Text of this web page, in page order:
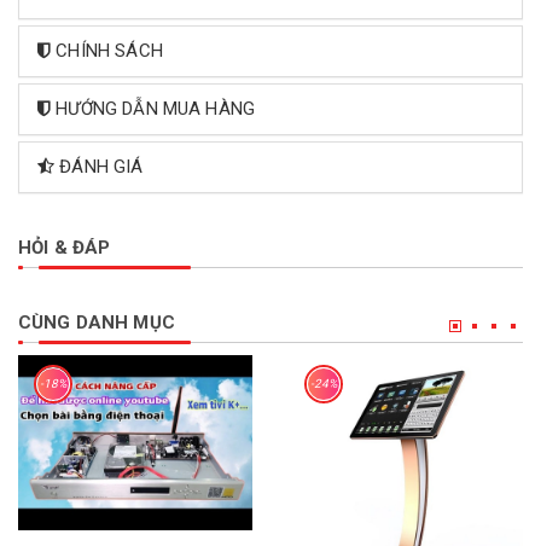
CHÍNH SÁCH
HƯỚNG DẪN MUA HÀNG
ĐÁNH GIÁ
HỎI & ĐÁP
CÙNG DANH MỤC
-18% -24%